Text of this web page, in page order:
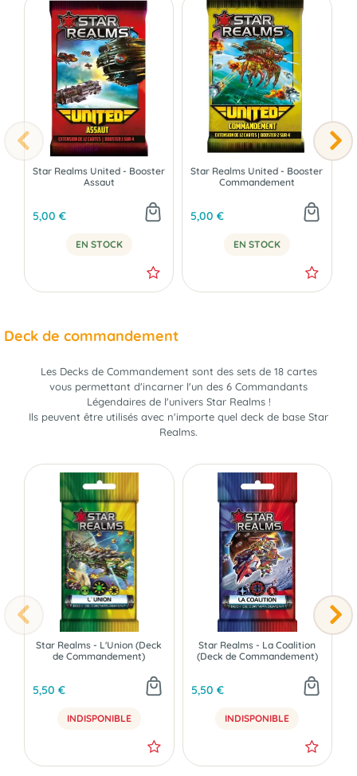
Star Realms United - Booster
Assaut
5,00 €
EN STOCK
Star Realms United - Booster
Commandement
5,00 €
EN STOCK
Deck de commandement
Les Decks de Commandement sont des sets de 18 cartes
vous permettant d'incarner l'un des 6 Commandants
Légendaires de l'univers Star Realms !
Ils peuvent être utilisés avec n'importe quel deck de base Star
Realms.
Star Realms - L'Union (Deck
de Commandement)
5,50 €
INDISPONIBLE
Star Realms - La Coalition
(Deck de Commandement)
5,50 €
INDISPONIBLE